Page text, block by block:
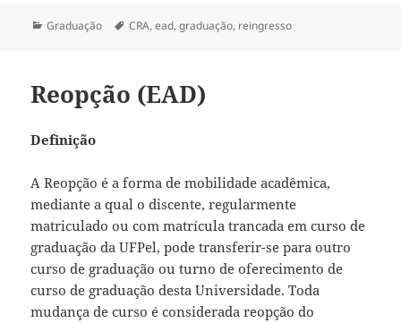
Categorias
Graduação Tags
CRA,ead,graduação, reingresso
Reopção (EAD)
Definição
A Reopção é a forma de mobilidade acadêmica,
mediante a qual o discente, regularmente
matriculado ou com matrícula trancada em curso de
graduação da UFPel, pode transferir-se para outro
curso de graduação ou turno de oferecimento de
curso de graduação desta Universidade. Toda
mudança de curso é considerada reopção do